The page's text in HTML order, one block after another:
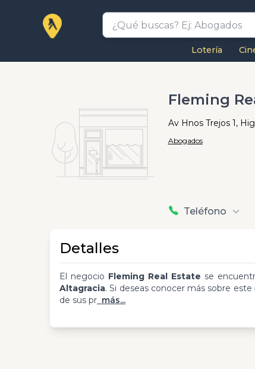
Lotería
Fleming
Av Hnos Trejos 1,
Abogados
Teléfono
Detalles
El negocio Fleming Real Estate se
Altagracia. Si deseas conocer más sobre
de sus pr más...